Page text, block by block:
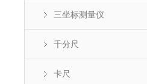
三坐标测量仪
千分尺
卡尺